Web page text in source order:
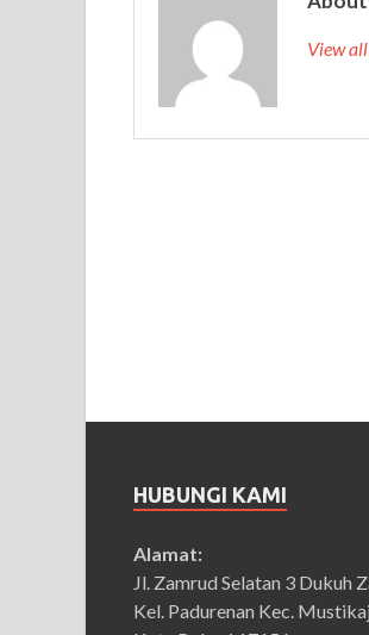
View
HUBUNGI KAMI
Alamat:
Jl. Zamrud Selatan 3 Dukuh
Kel. Padurenan Kec.